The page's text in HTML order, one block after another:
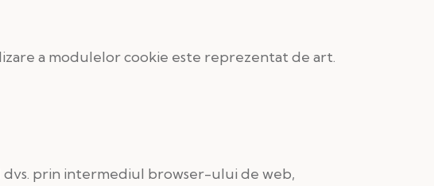
a modulelor cookie este reprezentat de art.
prin intermediul browser-ului de web,